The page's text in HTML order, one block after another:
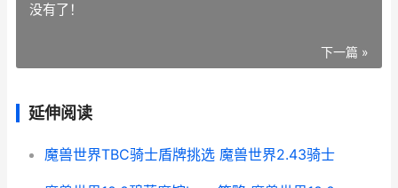
没有了！
下一篇 »
延伸阅读
魔兽世界TBC骑士盾牌挑选 魔兽世界2.43骑士